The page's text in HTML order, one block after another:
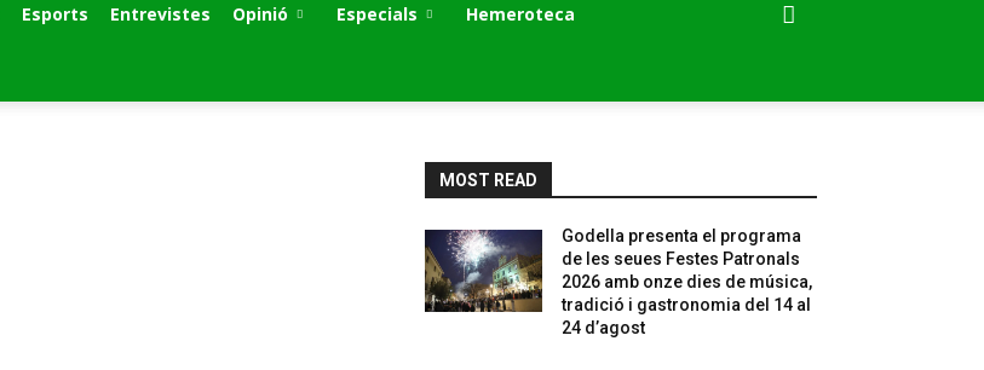
Esports Entrevistes Opinió Especials Hemeroteca
MOST READ
Godella presenta el programa
de les seues Festes Patronals
2026 amb onze dies de música,
tradició i gastronomia del 14 al
24 d’agost